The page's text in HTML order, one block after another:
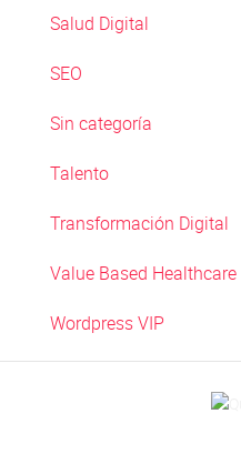
Salud Digital
SEO
Sin categoría
Talento
Transformación Digital
Value Based Healthcare
Wordpress VIP